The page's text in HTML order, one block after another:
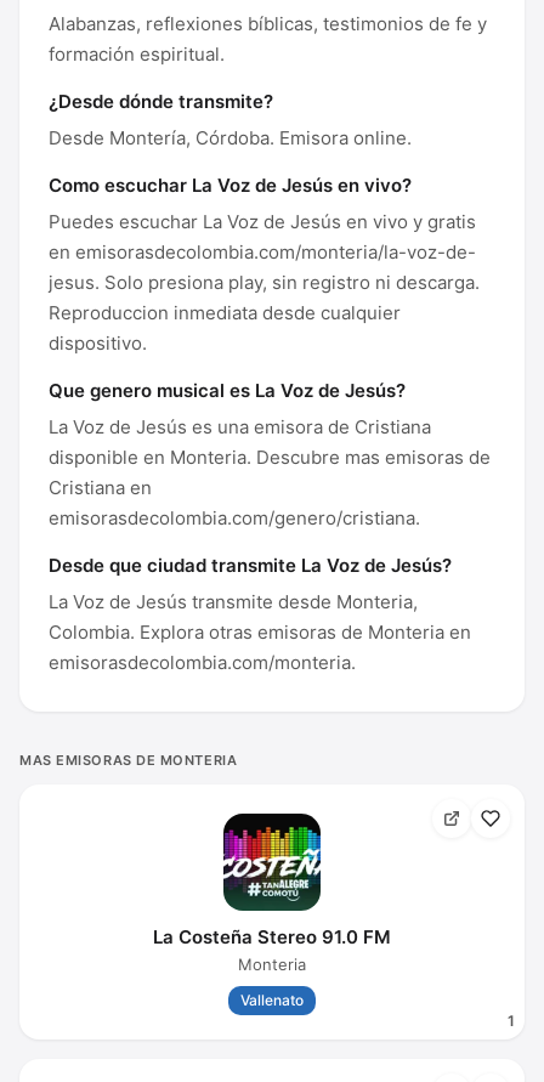
Alabanzas, reflexiones bíblicas, testimonios de fe y
formación espiritual.
¿Desde dónde transmite?
Desde Montería, Córdoba. Emisora online.
Como escuchar La Voz de Jesús en vivo?
Puedes escuchar La Voz de Jesús en vivo y gratis
en emisorasdecolombia.com/monteria/la-voz-de-
jesus. Solo presiona play, sin registro ni descarga.
Reproduccion inmediata desde cualquier
dispositivo.
Que genero musical es La Voz de Jesús?
La Voz de Jesús es una emisora de Cristiana
disponible en Monteria. Descubre mas emisoras de
Cristiana en
emisorasdecolombia.com/genero/cristiana.
Desde que ciudad transmite La Voz de Jesús?
La Voz de Jesús transmite desde Monteria,
Colombia. Explora otras emisoras de Monteria en
emisorasdecolombia.com/monteria.
MAS EMISORAS DE MONTERIA
1
La Costeña Stereo 91.0 FM
Monteria
Vallenato